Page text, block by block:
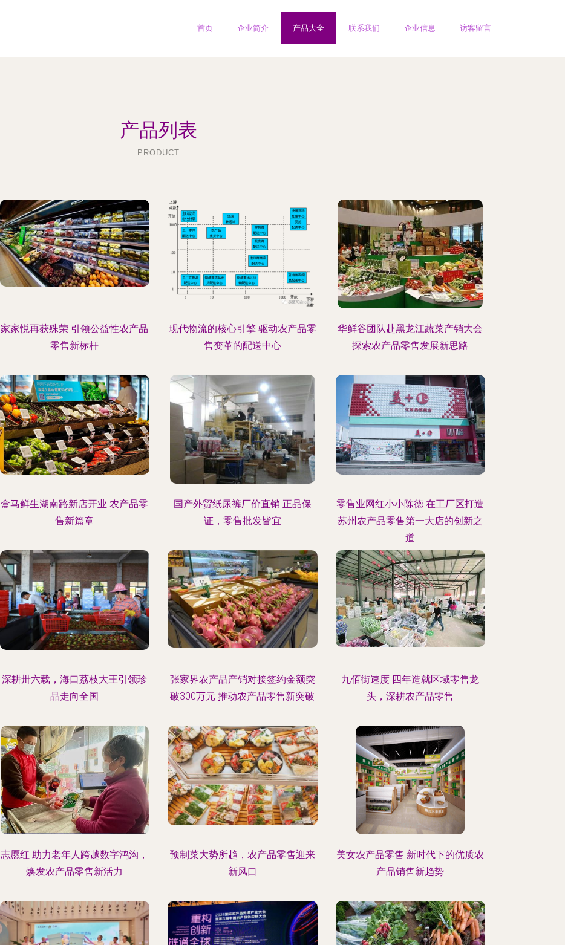
首页 企业简介 产品大全 联系我们 企业信息 访客留言
产品列表
PRODUCT
家家悦再获殊荣 引领公益性农产品
零售新标杆
现代物流的核心引擎 驱动农产品零
售变革的配送中心
华鲜谷团队赴黑龙江蔬菜产销大会
探索农产品零售发展新思路
盒马鲜生湖南路新店开业 农产品零
售新篇章
国产外贸纸尿裤厂价直销 正品保
证，零售批发皆宜
零售业网红小小陈德 在工厂区打造
苏州农产品零售第一大店的创新之
道
深耕卅六载，海口荔枝大王引领珍
品走向全国
张家界农产品产销对接签约金额突
破300万元 推动农产品零售新突破
九佰街速度 四年造就区域零售龙
头，深耕农产品零售
志愿红 助力老年人跨越数字鸿沟，
焕发农产品零售新活力
预制菜大势所趋，农产品零售迎来
新风口
美女农产品零售 新时代下的优质农
产品销售新趋势